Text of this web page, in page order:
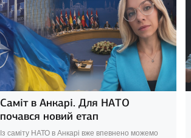
Саміт в Анкарі. Для НАТО
почався новий етап
Із саміту НАТО в Анкарі вже впевнено можемо